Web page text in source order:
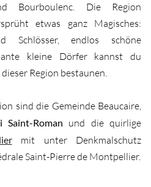
Bourboulenc. Die Region
etwas ganz Magisches:
Schlösser, endlos schöne
kleine Dörfer kannst du
Region bestaunen.
sind die Gemeinde Beaucaire,
Saint-Roman und die quirlige
mit unter Denkmalschutz
Saint-Pierre de Montpellier.